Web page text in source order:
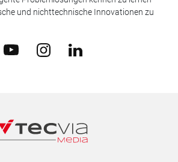
und nichttechnische Innovationen zu